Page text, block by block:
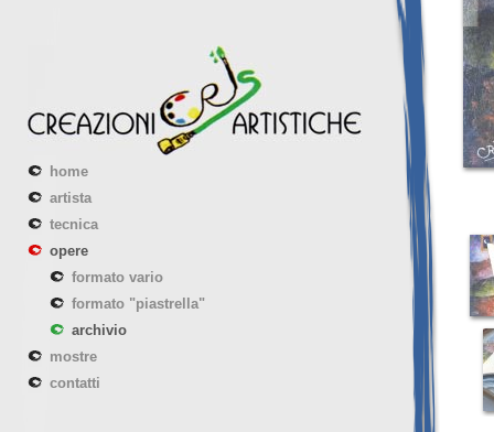
home
artista
tecnica
opere
formato vario
formato "piastrella"
archivio
mostre
contatti